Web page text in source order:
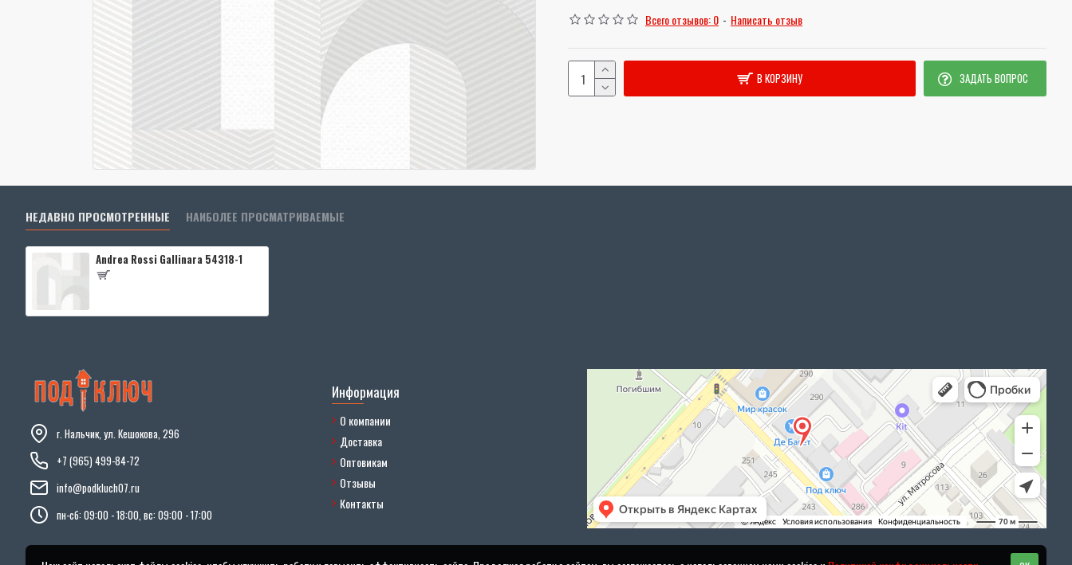
Всего отзывов: 0 - Написать отзыв
В КОРЗИНУ ЗАДАТЬ ВОПРОС
НЕДАВНО ПРОСМОТРЕННЫЕ НАИБОЛЕЕ ПРОСМАТРИВАЕМЫЕ
Andrea Rossi Gallinara 54318-1
г. Нальчик, ул. Кешокова, 296
+7 (965) 499-84-72
info@podkluch07.ru
пн-сб: 09:00 - 18:00, вс: 09:00 - 17:00
Информация
О компании
Доставка
Оптовикам
Отзывы
Контакты